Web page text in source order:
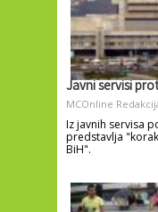
Javni servisi
MCOnline
Iz javnih servisa
predstavlja
BiH".